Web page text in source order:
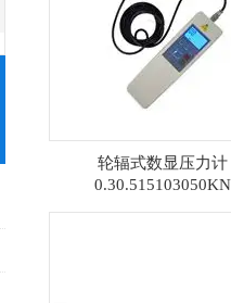
轮辐式数显压力计
0.30.515103050KN